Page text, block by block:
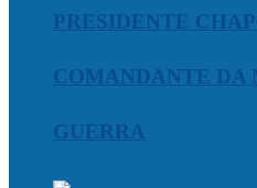
PRESIDENTE
COMANDANTE DA
GUERRA